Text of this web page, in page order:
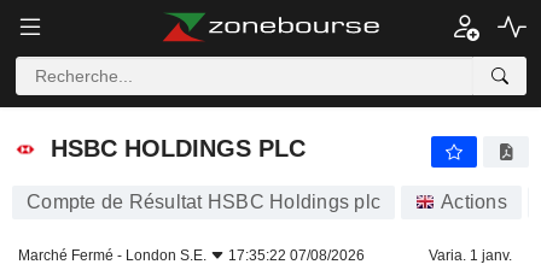
HSBC HOLDINGS PLC
HSBC HOLDINGS PLC
Compte de Résultat HSBC Holdings plc Actions
Marché Fermé - London S.E. 17:35:22 07/08/2026 Varia. 1 janv.